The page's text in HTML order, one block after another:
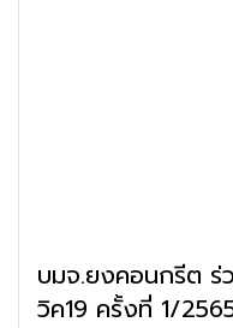
บมจ.ยงคอนกรีต ร่
วิค19 ครั้งที่ 1/